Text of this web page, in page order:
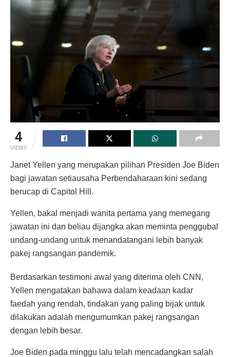
4
VIEWS
Janet Yellen yang merupakan pilihan Presiden Joe Biden
bagi jawatan setiausaha Perbendaharaan kini sedang
berucap di Capitol Hill.
Yellen, bakal menjadi wanita pertama yang memegang
jawatan ini dan beliau dijangka akan meminta penggubal
undang-undang untuk menandatangani lebih banyak
pakej rangsangan pandemik.
Berdasarkan testimoni awal yang diterima oleh CNN,
Yellen mengatakan bahawa dalam keadaan kadar
faedah yang rendah, tindakan yang paling bijak untuk
dilakukan adalah mengumumkan pakej rangsangan
dengan lebih besar.
Joe Biden pada minggu lalu telah mencadangkan salah